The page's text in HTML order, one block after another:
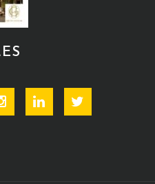
InstagramLinkedin